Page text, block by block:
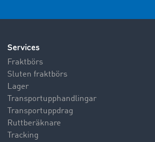
Services
Fraktbörs
Sluten fraktbörs
Lager
Transportupphandlingar
Transportuppdrag
Ruttberäknare
Tracking